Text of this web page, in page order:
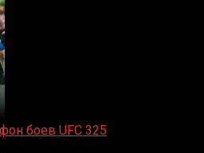
боев UFC 325